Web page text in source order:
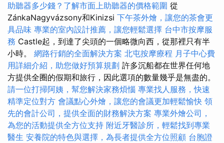
助聽器多少錢？了解市面上助聽器的價格範圍 從
ZánkaNagyvázsony和Kinizsi 下午茶外燴，讓您的茶會更
具品味 專業的室內設計推薦，讓您輕鬆選擇 台中市按摩服
務 Castle起，到達了尖頭的一個略微向西，從那裡只有半
小時。 網路行銷的全面解決方案 北屯按摩療程 月子中心費
用詳細介紹，助您做好預算規劃 許多沉船都在世界任何地
方提供全圈的假期和旅行，因此選項的數量幾乎是無盡的。
請一位打掃阿姨，幫您解決家務煩惱 專業找人服務，快速
精準定位對方 會議點心外燴，讓您的會議更加輕鬆愉快 領
先的會計公司，提供全面的財務解決方案 專業外燴公司，
為您的活動提供全方位支持 附近牙醫診所，輕鬆找到專業
醫生 安養院的特色與選擇，為長者提供全方位照顧 台胞證